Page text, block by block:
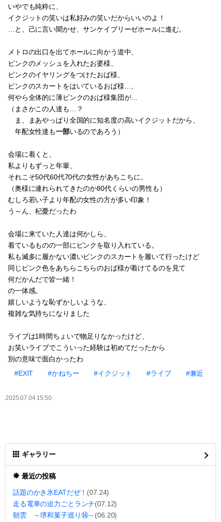
いやでも純粋に、
イクジットの笑いは私好みの笑いだからいいのよ！
…と、己に言い聞かせ、サンケイブリーゼホールに進む。
メトロの出口を出てホールに向かう道中、
ピンクのメッシュを入れたお婆様、
ピンクのイヤリングをつけたおば様、
ピンクのスカートをはいているおば様…、
何やら全体的に薄ピンクのおば様集団が…
（まさかこの人達も…？
ま、まあやっぱり全国的に知名度の高いイクジットだから、
年配女性達も一部いるのであろう）
会場に着くと、
私よりもずっと年輩、
それこそ50代60代70代の女性があちこちに。
（奥様に連れられてきたのか80代くらいの男性も）
むしろ若い子より年配の女性の方が多い印象！
う～ん、杞憂だったわ
会場に来ていた人達は何かしら、
着ているものの一部にピンクを取り入れている。
私も滅多に履かない濃いピンクのスカートを履いて行ったけど
同じピンク色をあちらこちらのおば様が着けてるのを見て
何だかんだで皆一緒！
の一体感。
嬉しいような恥ずかしいような、
複雑な気持ちになりました
ライブは1時間ちょいで物足りなかったけど、
お笑いライブでこういった経験は初めてだったから
別の意味で面白かったわ
#EXIT
#かねちー #イクジット #ライブ #兼近
2025.07.04 15:50
ギャラリー
最近の投稿
話題のかき氷EATだぜ！ (07.24)
走る電車の迫力ごとランチ(07.12)
朝雲 ～堺和菓子巡り⑭～ (06.20)